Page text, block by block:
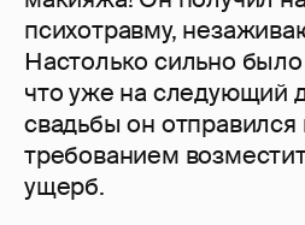
психотравму,
Настолько сильно
что уже на следующий
свадьбы он отправился
требованием
ущерб.